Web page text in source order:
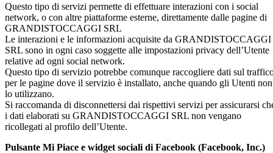
Questo tipo di servizi permette di effettuare interazioni con i social
network, o con altre piattaforme esterne, direttamente dalle pagine di
GRANDISTOCCAGGI SRL
Le interazioni e le informazioni acquisite da GRANDISTOCCAGGI
SRL sono in ogni caso soggette alle impostazioni privacy dell’Utente
relative ad ogni social network.
Questo tipo di servizio potrebbe comunque raccogliere dati sul
per le pagine dove il servizio è installato, anche quando gli Utenti non
lo utilizzano.
Si raccomanda di disconnettersi dai rispettivi servizi per assicurarsi
i dati elaborati su GRANDISTOCCAGGI SRL non vengano
ricollegati al profilo dell’Utente.
Pulsante Mi Piace e widget sociali di Facebook (Facebook, Inc.)